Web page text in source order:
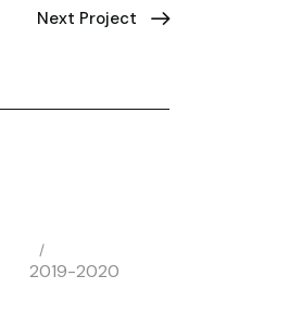
Next Project
2019-2020